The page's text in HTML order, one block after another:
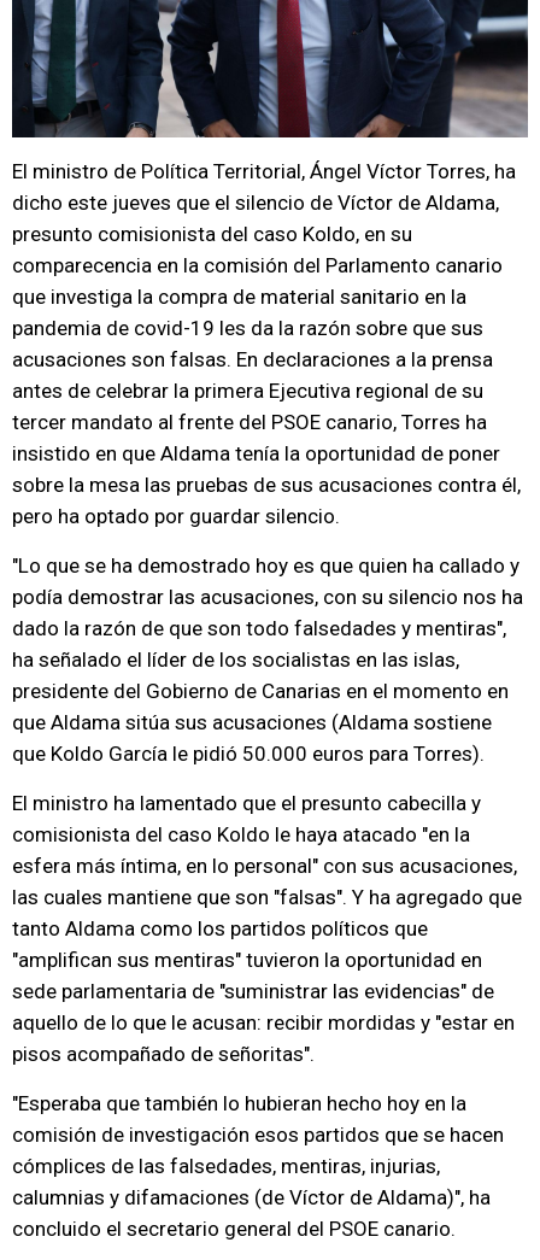
El ministro de Política Territorial, Ángel Víctor Torres, ha
dicho este jueves que el silencio de Víctor de Aldama,
presunto comisionista del caso Koldo, en su
comparecencia en la comisión del Parlamento canario
que investiga la compra de material sanitario en la
pandemia de covid-19 les da la razón sobre que sus
acusaciones son falsas. En declaraciones a la prensa
antes de celebrar la primera Ejecutiva regional de su
tercer mandato al frente del PSOE canario, Torres ha
insistido en que Aldama tenía la oportunidad de poner
sobre la mesa las pruebas de sus acusaciones contra él,
pero ha optado por guardar silencio.
"Lo que se ha demostrado hoy es que quien ha callado y
podía demostrar las acusaciones, con su silencio nos ha
dado la razón de que son todo falsedades y mentiras",
ha señalado el líder de los socialistas en las islas,
presidente del Gobierno de Canarias en el momento en
que Aldama sitúa sus acusaciones (Aldama sostiene
que Koldo García le pidió 50.000 euros para Torres).
El ministro ha lamentado que el presunto cabecilla y
comisionista del caso Koldo le haya atacado "en la
esfera más íntima, en lo personal" con sus acusaciones,
las cuales mantiene que son "falsas". Y ha agregado que
tanto Aldama como los partidos políticos que
"amplifican sus mentiras" tuvieron la oportunidad en
sede parlamentaria de "suministrar las evidencias" de
aquello de lo que le acusan: recibir mordidas y "estar en
pisos acompañado de señoritas".
"Esperaba que también lo hubieran hecho hoy en la
comisión de investigación esos partidos que se hacen
cómplices de las falsedades, mentiras, injurias,
calumnias y difamaciones (de Víctor de Aldama)", ha
concluido el secretario general del PSOE canario.